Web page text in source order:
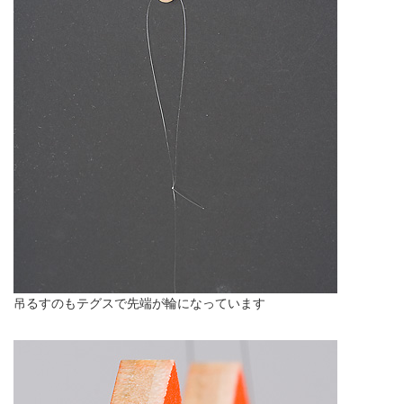
吊るすのもテグスで先端が輪になっています